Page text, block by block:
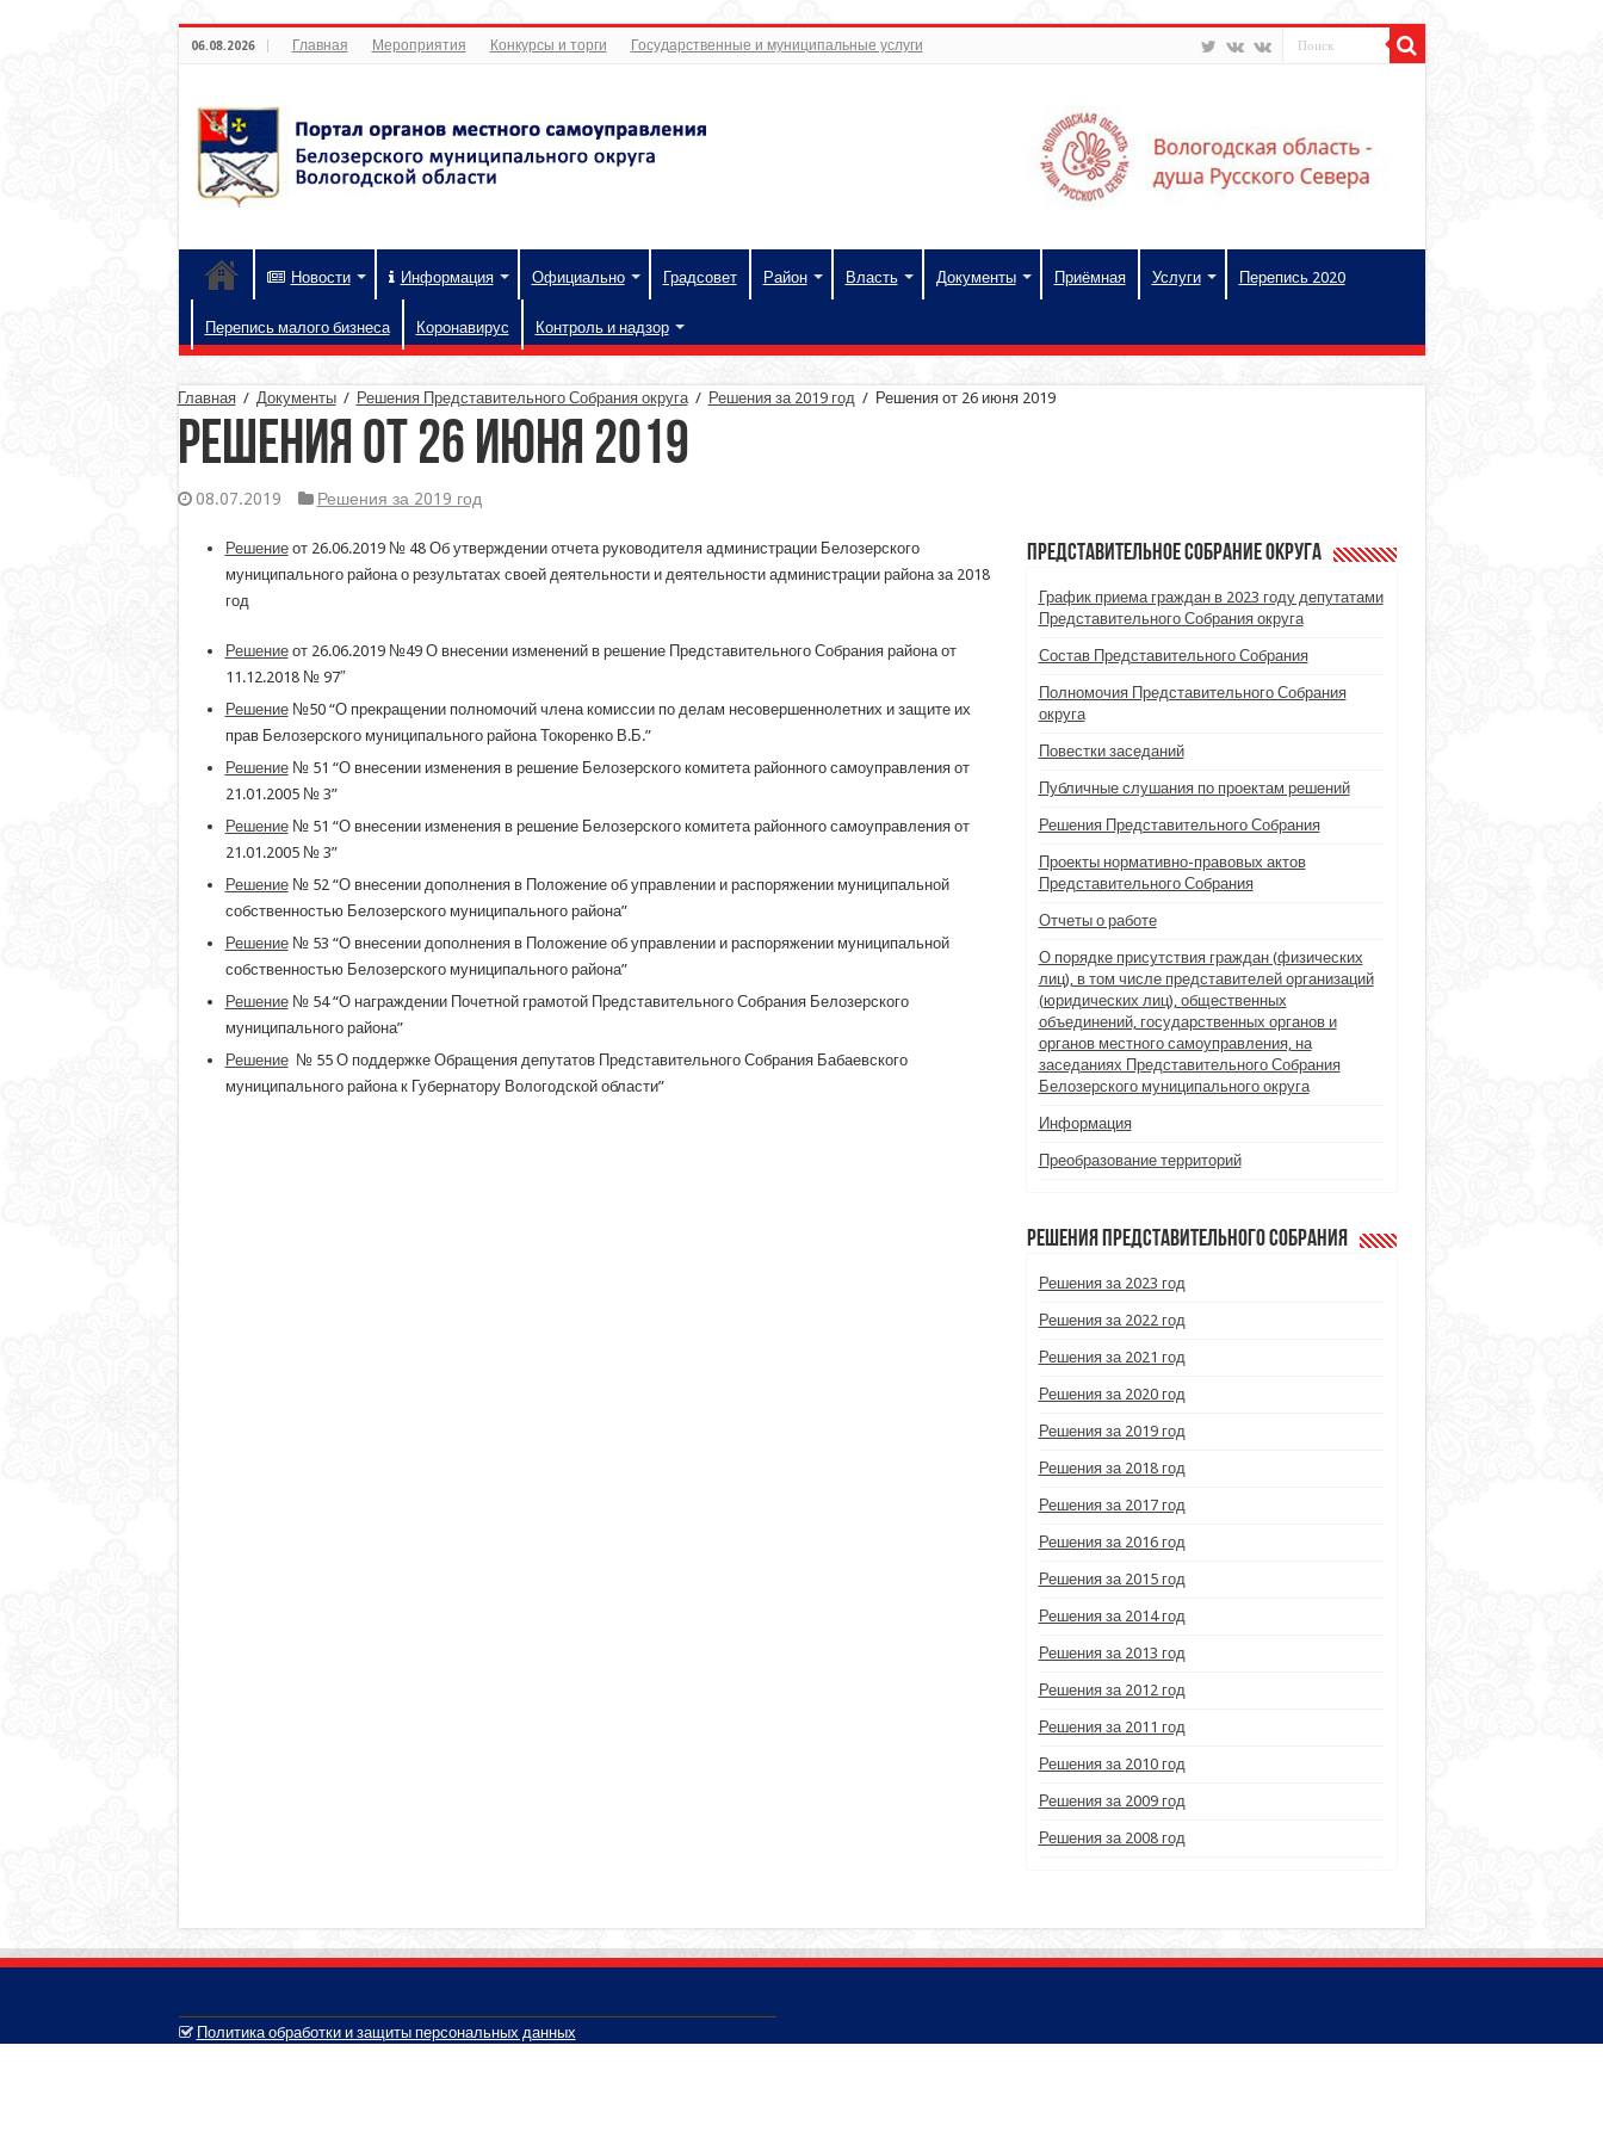
06.08.2026 Главная Мероприятия Конкурсы и торги Государственные и муниципальные услуги
Новости Информация Официально Градсовет Район Власть Документы Приёмная Услуги Перепись 2020
Перепись малого бизнеса Коронавирус Контроль и надзор
Главная / Документы / Решения Представительного Собрания округа / Решения за 2019 год / Решения от 26 июня 2019
Решения от 26 июня 2019
08.07.2019 Решения за 2019 год
Решениеот 26.06.2019 № 48 Об утверждении отчета руководителя администрации Белозерского
муниципального района о результатах своей деятельности и деятельности администрации района за 2018
год
Решениеот 26.06.2019 №49 О внесении изменений в решение Представительного Собрания района от
11.12.2018 № 97″
Решение№50 “О прекращении полномочий члена комиссии по делам несовершеннолетних и защите их
прав Белозерского муниципального района Токоренко В.Б.”
Решение№ 51 “О внесении изменения в решение Белозерского комитета районного самоуправления от
21.01.2005 № 3”
Решение№ 51 “О внесении изменения в решение Белозерского комитета районного самоуправления от
21.01.2005 № 3”
Решение№ 52 “О внесении дополнения в Положение об управлении и распоряжении муниципальной
собственностью Белозерского муниципального района”
Решение№ 53 “О внесении дополнения в Положение об управлении и распоряжении муниципальной
собственностью Белозерского муниципального района”
Решение№ 54 “О награждении Почетной грамотой Представительного Собрания Белозерского
муниципального района”
Решение№ 55 О поддержке Обращения депутатов Представительного Собрания Бабаевского
муниципального района к Губернатору Вологодской области”
Представительное Собрание округа
График приема граждан в 2023 году депутатами
Представительного Собрания округа
Состав Представительного Собрания
Полномочия Представительного Собрания
округа
Повестки заседаний
Публичные слушания по проектам решений
Решения Представительного Собрания
Проекты нормативно-правовых актов
Представительного Собрания
Отчеты о работе
О порядке присутствия граждан (физических
лиц), в том числе представителей организаций
(юридических лиц), общественных
объединений, государственных органов и
органов местного самоуправления, на
заседаниях Представительного Собрания
Белозерского муниципального округа
Информация
Преобразование территорий
Решения Представительного Собрания
Решения за 2023 год
Решения за 2022 год
Решения за 2021 год
Решения за 2020 год
Решения за 2019 год
Решения за 2018 год
Решения за 2017 год
Решения за 2016 год
Решения за 2015 год
Решения за 2014 год
Решения за 2013 год
Решения за 2012 год
Решения за 2011 год
Решения за 2010 год
Решения за 2009 год
Решения за 2008 год
Политика обработки и защиты персональных данных